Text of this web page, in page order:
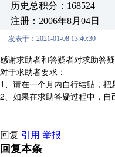
历史总积分：168524
注册：2006年8月04日
发表于：2021-01-08 13:40:30
感谢求助者和答疑者对求助答
对于求助者要求：
1、请在一个月内自行结贴，把
2、如果在求助答疑过程中，自
回复 引用 举报
回复本条